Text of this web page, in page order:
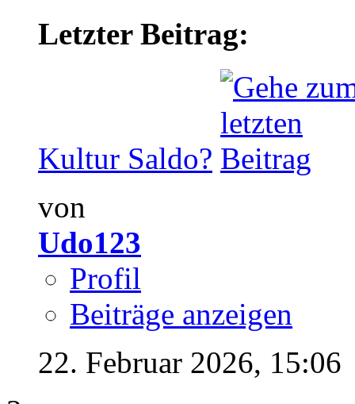
Letzter Beitrag:
Kultur Saldo?
von
Udo123
Profil
Beiträge anzeigen
22. Februar 2026, 15:06